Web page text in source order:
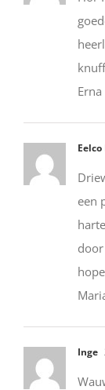
Erna
een
Inge